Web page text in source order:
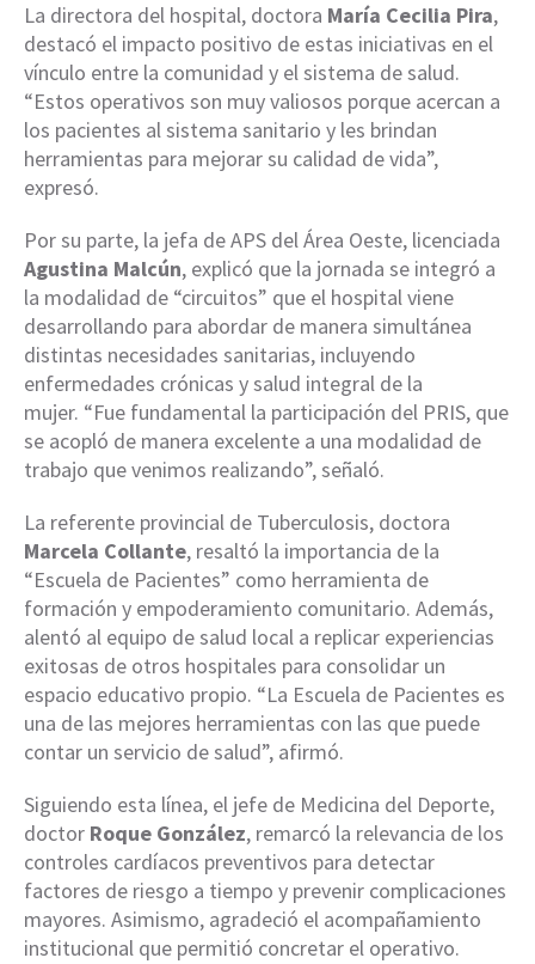
La directora del hospital, doctora María Cecilia Pira,
destacó el impacto positivo de estas iniciativas en el
vínculo entre la comunidad y el sistema de salud.
“Estos operativos son muy valiosos porque acercan a
los pacientes al sistema sanitario y les brindan
herramientas para mejorar su calidad de vida”,
expresó.
Por su parte, la jefa de APS del Área Oeste, licenciada
Agustina Malcún, explicó que la jornada se integró a
la modalidad de “circuitos” que el hospital viene
desarrollando para abordar de manera simultánea
distintas necesidades sanitarias, incluyendo
enfermedades crónicas y salud integral de la
mujer. “Fue fundamental la participación del PRIS, que
se acopló de manera excelente a una modalidad de
trabajo que venimos realizando”, señaló.
La referente provincial de Tuberculosis, doctora
Marcela Collante, resaltó la importancia de la
“Escuela de Pacientes” como herramienta de
formación y empoderamiento comunitario. Además,
alentó al equipo de salud local a replicar experiencias
exitosas de otros hospitales para consolidar un
espacio educativo propio. “La Escuela de Pacientes es
una de las mejores herramientas con las que puede
contar un servicio de salud”, afirmó.
Siguiendo esta línea, el jefe de Medicina del Deporte,
doctor Roque González, remarcó la relevancia de los
controles cardíacos preventivos para detectar
factores de riesgo a tiempo y prevenir complicaciones
mayores. Asimismo, agradeció el acompañamiento
institucional que permitió concretar el operativo.